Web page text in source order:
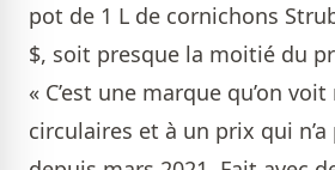
pot de 1 L de cornichons
$, soit presque la moitié du
« C’est une marque qu’on
circulaires et à un prix qui n’a